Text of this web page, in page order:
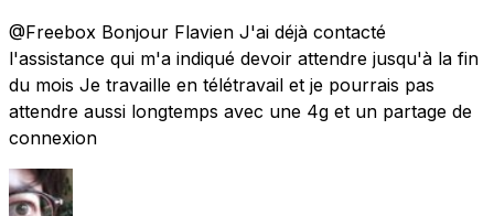
@Freebox Bonjour Flavien J'ai déjà contacté
l'assistance qui m'a indiqué devoir attendre jusqu'à la fin
du mois Je travaille en télétravail et je pourrais pas
attendre aussi longtemps avec une 4g et un partage de
connexion